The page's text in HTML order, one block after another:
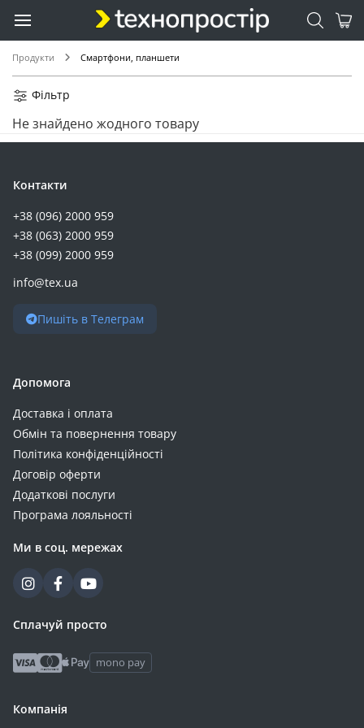
Продукти Смартфони, планшети
Фільтр
Не знайдено жодного товару
Контакти
+38 (096) 2000 959
+38 (063) 2000 959
+38 (099) 2000 959
info@tex.ua
Пишіть в Телеграм
Допомога
Доставка і оплата
Обмін та повернення товару
Політика конфіденційності
Договір оферти
Додаткові послуги
Програма лояльності
Ми в соц. мережах
Сплачуй просто
mono pay
Компанія